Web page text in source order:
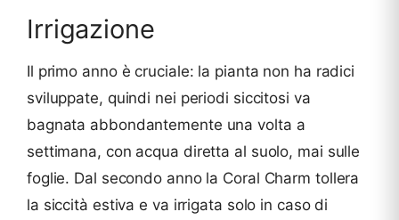
Irrigazione
Il primo anno è cruciale: la pianta non ha radici
sviluppate, quindi nei periodi siccitosi va
bagnata abbondantemente una volta a
settimana, con acqua diretta al suolo, mai sulle
foglie. Dal secondo anno la Coral Charm tollera
la siccità estiva e va irrigata solo in caso di